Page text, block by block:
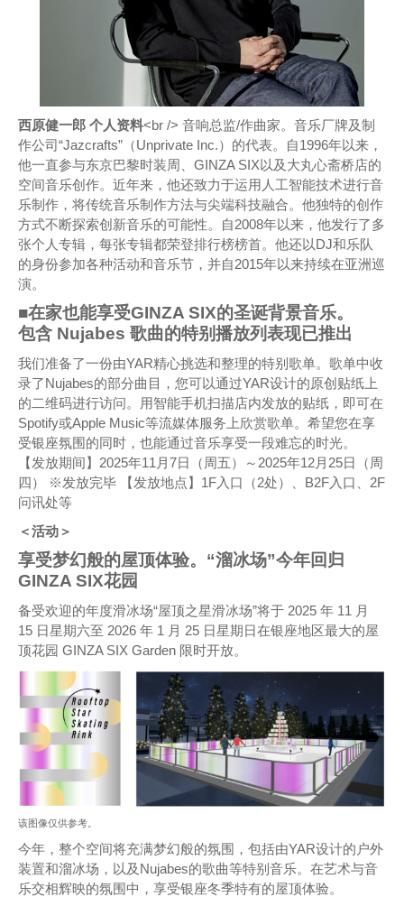
西原健一郎 个人资料<br /> 音响总监/作曲家。音乐厂牌及制
作公司“Jazcrafts”（Unprivate Inc.）的代表。自1996年以来，
他一直参与东京巴黎时装周、GINZA SIX以及大丸心斋桥店的
空间音乐创作。近年来，他还致力于运用人工智能技术进行音
乐制作，将传统音乐制作方法与尖端科技融合。他独特的创作
方式不断探索创新音乐的可能性。自2008年以来，他发行了多
张个人专辑，每张专辑都荣登排行榜榜首。他还以DJ和乐队
的身份参加各种活动和音乐节，并自2015年以来持续在亚洲巡
演。
■在家也能享受GINZA SIX的圣诞背景音乐。
包含 Nujabes 歌曲的特别播放列表现已推出
我们准备了一份由YAR精心挑选和整理的特别歌单。歌单中收
录了Nujabes的部分曲目，您可以通过YAR设计的原创贴纸上
的二维码进行访问。用智能手机扫描店内发放的贴纸，即可在
Spotify或Apple Music等流媒体服务上欣赏歌单。希望您在享
受银座氛围的同时，也能通过音乐享受一段难忘的时光。
【发放期间】2025年11月7日（周五）～2025年12月25日（周
四） ※发放完毕 【发放地点】1F入口（2处）、B2F入口、2F
问讯处等
＜活动＞
享受梦幻般的屋顶体验。“溜冰场”今年回归
GINZA SIX花园
备受欢迎的年度滑冰场“屋顶之星滑冰场”将于 2025 年 11 月
15 日星期六至 2026 年 1 月 25 日星期日在银座地区最大的屋
顶花园 GINZA SIX Garden 限时开放。
该图像仅供参考。
今年，整个空间将充满梦幻般的氛围，包括由YAR设计的户外
装置和溜冰场，以及Nujabes的歌曲等特别音乐。在艺术与音
乐交相辉映的氛围中，享受银座冬季特有的屋顶体验。